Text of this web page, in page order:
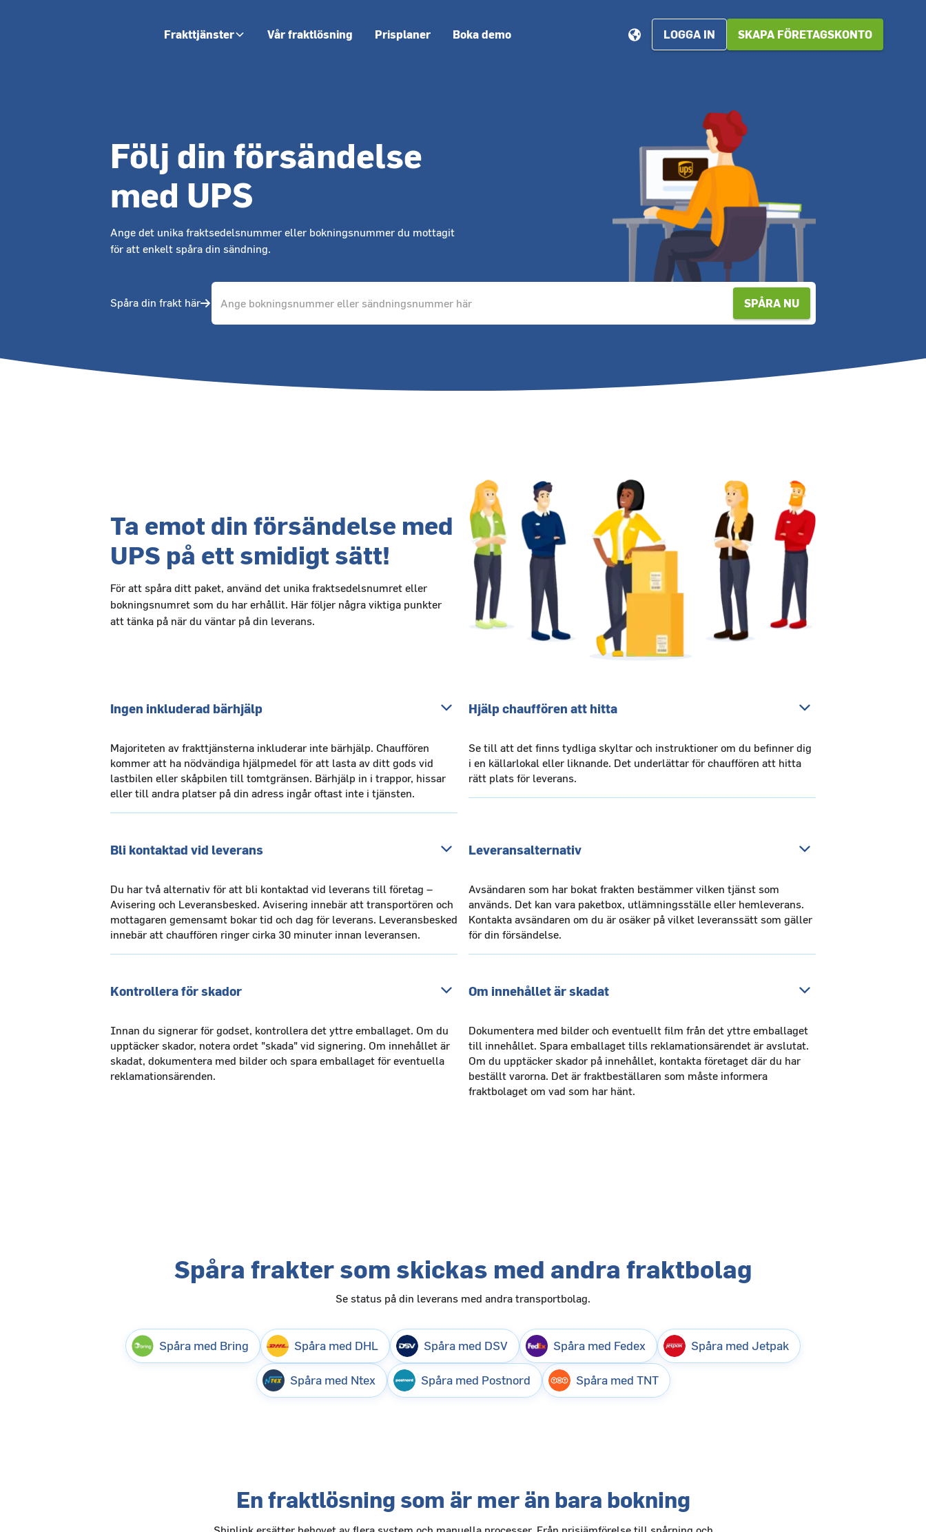
Frakttjänster Vår fraktlösning Prisplaner Boka demo LOGGA IN SKAPA FÖRETAGSKONTO
Följ din försändelse
med UPS
Ange det unika fraktsedelsnummer eller bokningsnummer du mottagit
för att enkelt spåra din sändning.
Spåra din frakt här
Ta emot din försändelse med
UPS på ett smidigt sätt!
För att spåra ditt paket, använd det unika fraktsedelsnumret eller
bokningsnumret som du har erhållit. Här följer några viktiga punkter
att tänka på när du väntar på din leverans.
Ingen inkluderad bärhjälp
Majoriteten av frakttjänsterna inkluderar inte bärhjälp. Chauffören
kommer att ha nödvändiga hjälpmedel för att lasta av ditt gods vid
lastbilen eller skåpbilen till tomtgränsen. Bärhjälp in i trappor, hissar
eller till andra platser på din adress ingår oftast inte i tjänsten.
Hjälp chauffören att hitta
Se till att det finns tydliga skyltar och instruktioner om du befinner dig
i en källarlokal eller liknande. Det underlättar för chauffören att hitta
rätt plats för leverans.
Bli kontaktad vid leverans
Du har två alternativ för att bli kontaktad vid leverans till företag –
Avisering och Leveransbesked. Avisering innebär att transportören och
mottagaren gemensamt bokar tid och dag för leverans. Leveransbesked
innebär att chauffören ringer cirka 30 minuter innan leveransen.
Leveransalternativ
Avsändaren som har bokat frakten bestämmer vilken tjänst som
används. Det kan vara paketbox, utlämningsställe eller hemleverans.
Kontakta avsändaren om du är osäker på vilket leveranssätt som gäller
för din försändelse.
Kontrollera för skador
Innan du signerar för godset, kontrollera det yttre emballaget. Om du
upptäcker skador, notera ordet "skada" vid signering. Om innehållet är
skadat, dokumentera med bilder och spara emballaget för eventuella
reklamationsärenden.
Om innehållet är skadat
Dokumentera med bilder och eventuellt film från det yttre emballaget
till innehållet. Spara emballaget tills reklamationsärendet är avslutat.
Om du upptäcker skador på innehållet, kontakta företaget där du har
beställt varorna. Det är fraktbeställaren som måste informera
fraktbolaget om vad som har hänt.
Spåra frakter som skickas med andra fraktbolag
Se status på din leverans med andra transportbolag.
Spåra med Bring Spåra med DHL Spåra med DSV Spåra med Fedex Spåra med Jetpak
Spåra med Ntex Spåra med Postnord Spåra med TNT
En fraktlösning som är mer än bara bokning